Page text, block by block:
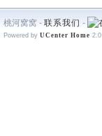
桃河窝窝 - 联系我们 -
Powered by UCenter Home 2.0